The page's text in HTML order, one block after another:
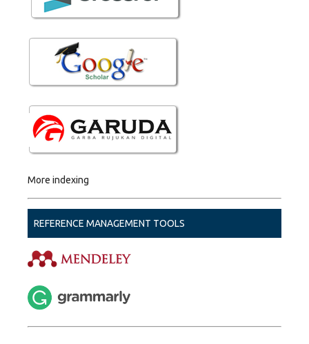
More indexing
REFERENCE MANAGEMENT TOOLS